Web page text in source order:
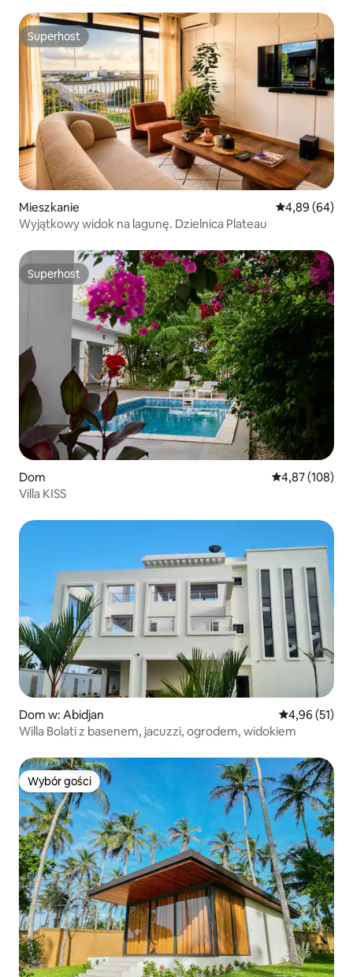
Superhost
Superhost
Mieszkanie Średnia
4,89 (64)
Wyjątkowy widok na lagunę. Dzielnica Plateau
Superhost
Superhost
Dom Średnia
4,87 (108)
Villa KISS
Dom w: Abidjan Średnia
4,96 (51)
Willa Bolati z basenem, jacuzzi, ogrodem, widokiem
Wybór gości
Wybór gości